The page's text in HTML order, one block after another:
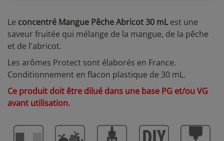
Le concentré Mangue Pêche Abricot 30 mLest une
saveur fruitée qui mélange de la mangue, de la pêche
et de l'abricot.
Les arômes Protect sont élaborés en France.
Conditionnement en flacon plastique de 30 mL.
Ce produit doit être dilué dans une base PG et/ou VG
avant utilisation.